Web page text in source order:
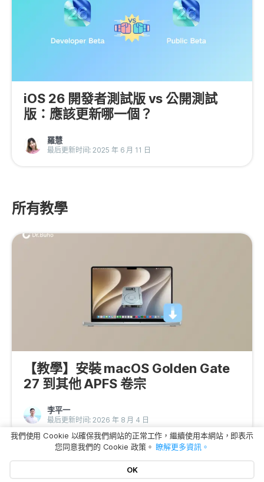
iOS 26 開發者測試版 vs 公開測試
版：應該更新哪一個？
羅慧
最后更新时间: 2025 年 6 月 11 日
所有教學
【教學】安裝 macOS Golden Gate
27 到其他 APFS 卷宗
李平一
最后更新时间: 2026 年 8 月 4 日
我們使用 Cookie 以確保我們網站的正常工作，繼續使用本網站，即表示
您同意我們的 Cookie 政策。 瞭解更多資訊。
OK